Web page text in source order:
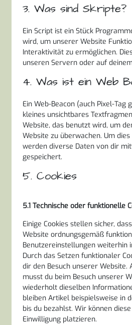
3. Was sind Skripte?
Ein Script ist ein Stück
wird, um unserer Website
Interaktivität zu ermöglichen.
unseren Servern oder auf
4. Was ist ein Web
Ein Web-Beacon (auch Pixel-Tag
kleines unsichtbares
Website, das benutzt wird, um
Website zu überwachen. Um
werden diverse Daten von dir
gespeichert.
5. Cookies
5.1 Technische oder funktionelle
Einige Cookies stellen sicher,
Website ordnungsgemäß
Benutzereinstellungen weiterhin
Durch das Setzen funktionaler
dir den Besuch unserer Website.
musst du beim Besuch unserer
wiederholt dieselben
bleiben Artikel beispielsweise in
bis du bezahlst. Wir können
Einwilligung platzieren.